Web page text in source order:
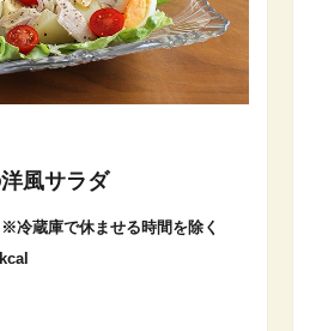
風サラダ
蔵庫で休ませる時間を除く